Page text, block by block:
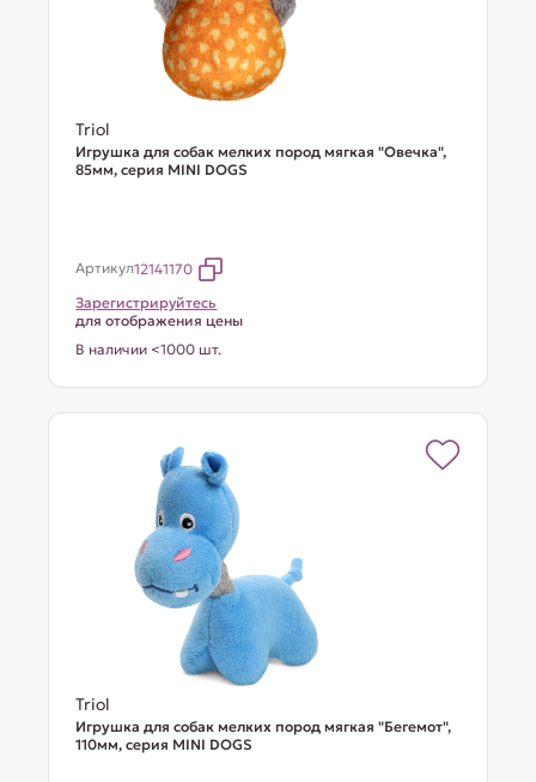
Triol
Игрушка для собак мелких пород мягкая "Овечка",
85мм, серия MINI DOGS
Артикул12141170
Зарегистрируйтесь
для отображения цены
В наличии <1000 шт.
Triol
Игрушка для собак мелких пород мягкая "Бегемот",
110мм, серия MINI DOGS